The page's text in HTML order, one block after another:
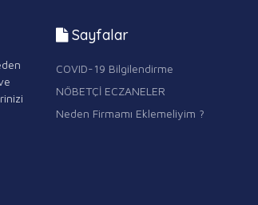
Sayfalar
COVID-19 Bilgilendirme
NÖBETÇİ ECZANELER
Neden Firmamı Eklemeliyim ?